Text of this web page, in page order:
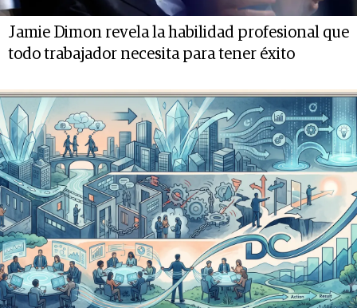
Jamie Dimon revela la habilidad profesional que
todo trabajador necesita para tener éxito